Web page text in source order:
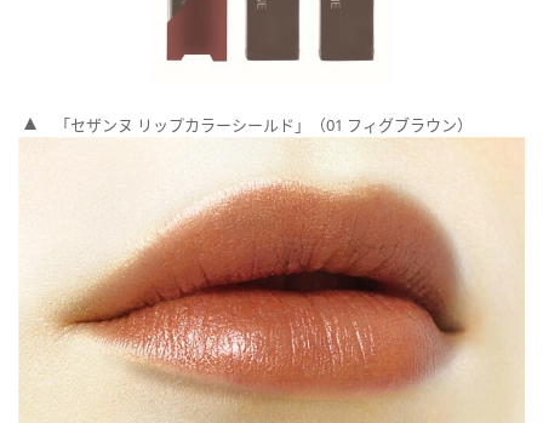
「セザンヌ リップカラーシールド」（01 フィグブラウン）